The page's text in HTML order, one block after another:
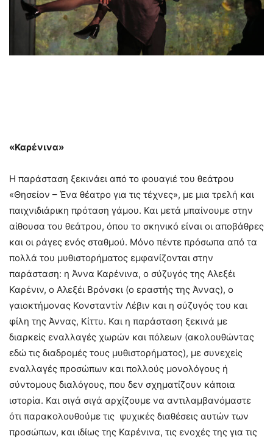
«Καρένινα»
Η παράσταση ξεκινάει από το φουαγιέ του θεάτρου
«Θησείον – Ένα θέατρο για τις τέχνες», με μια τρελή και
παιχνιδιάρικη πρόταση γάμου. Και μετά μπαίνουμε στην
αίθουσα του θεάτρου, όπου το σκηνικό είναι οι αποβάθρες
και οι ράγες ενός σταθμού. Μόνο πέντε πρόσωπα από τα
πολλά του μυθιστορήματος εμφανίζονται στην
παράσταση: η Άννα Καρένινα, ο σύζυγός της Αλεξέι
Καρένιν, ο Αλεξέι Βρόνσκι (ο εραστής της Άννας), ο
γαιοκτήμονας Κονσταντίν Λέβιν και η σύζυγός του και
φίλη της Άννας, Κίττυ. Και η παράσταση ξεκινά με
διαρκείς εναλλαγές χωρών και πόλεων (ακολουθώντας
εδώ τις διαδρομές τους μυθιστορήματος), με συνεχείς
εναλλαγές προσώπων και πολλούς μονολόγους ή
σύντομους διαλόγους, που δεν σχηματίζουν κάποια
ιστορία. Και σιγά σιγά αρχίζουμε να αντιλαμβανόμαστε
ότι παρακολουθούμε τις ψυχικές διαθέσεις αυτών των
προσώπων, και ιδίως της Καρένινα, τις ενοχές της για τις